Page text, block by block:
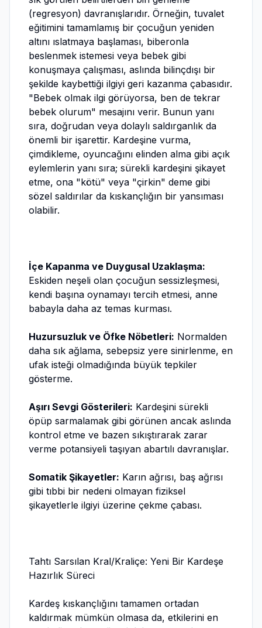
(regresyon) davranışlarıdır. Örneğin, tuvalet
eğitimini tamamlamış bir çocuğun yeniden
altını ıslatmaya başlaması, biberonla
beslenmek istemesi veya bebek gibi
konuşmaya çalışması, aslında bilinçdışı bir
şekilde kaybettiği ilgiyi geri kazanma çabasıdır.
"Bebek olmak ilgi görüyorsa, ben de tekrar
bebek olurum" mesajını verir. Bunun yanı
sıra, doğrudan veya dolaylı saldırganlık da
önemli bir işarettir. Kardeşine vurma,
çimdikleme, oyuncağını elinden alma gibi açık
eylemlerin yanı sıra; sürekli kardeşini şikayet
etme, ona "kötü" veya "çirkin" deme gibi
sözel saldırılar da kıskançlığın bir yansıması
olabilir.
İçe Kapanma ve Duygusal Uzaklaşma:
Eskiden neşeli olan çocuğun sessizleşmesi,
kendi başına oynamayı tercih etmesi, anne
babayla daha az temas kurması.
Huzursuzluk ve Öfke Nöbetleri: Normalden
daha sık ağlama, sebepsiz yere sinirlenme, en
ufak isteği olmadığında büyük tepkiler
gösterme.
Aşırı Sevgi Gösterileri: Kardeşini sürekli
öpüp sarmalamak gibi görünen ancak aslında
kontrol etme ve bazen sıkıştırarak zarar
verme potansiyeli taşıyan abartılı davranışlar.
Somatik Şikayetler: Karın ağrısı, baş ağrısı
gibi tıbbi bir nedeni olmayan fiziksel
şikayetlerle ilgiyi üzerine çekme çabası.
Tahtı Sarsılan Kral/Kraliçe: Yeni Bir Kardeşe
Hazırlık Süreci
Kardeş kıskançlığını tamamen ortadan
kaldırmak mümkün olmasa da, etkilerini en